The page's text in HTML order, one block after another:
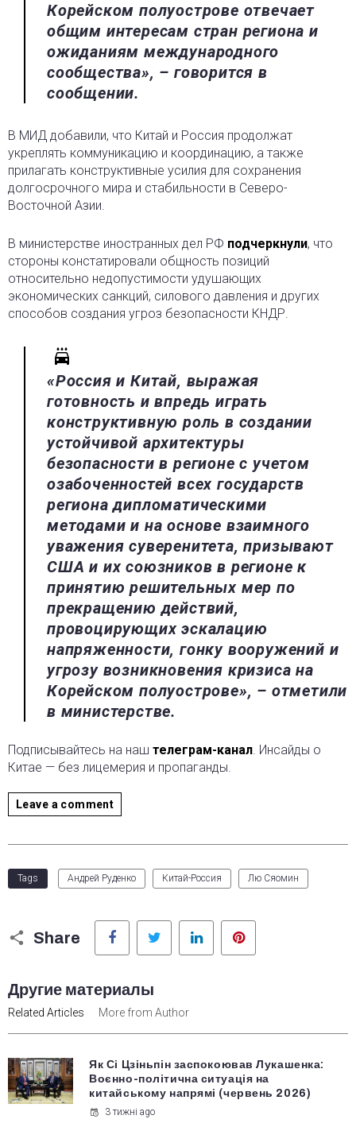
Корейском полуострове отвечает
общим интересам стран региона и
ожиданиям международного
сообщества», – говорится в
сообщении.
В МИД добавили, что Китай и Россия продолжат
укреплять коммуникацию и координацию, а также
прилагать конструктивные усилия для сохранения
долгосрочного мира и стабильности в Северо-
Восточной Азии.
В министерстве иностранных дел РФ подчеркнули, что
стороны констатировали общность позиций
относительно недопустимости удушающих
экономических санкций, силового давления и других
способов создания угроз безопасности КНДР.
«Россия и Китай, выражая
готовность и впредь играть
конструктивную роль в создании
устойчивой архитектуры
безопасности в регионе с учетом
озабоченностей всех государств
региона дипломатическими
методами и на основе взаимного
уважения суверенитета, призывают
США и их союзников в регионе к
принятию решительных мер по
прекращению действий,
провоцирующих эскалацию
напряженности, гонку вооружений и
угрозу возникновения кризиса на
Корейском полуострове», – отметили
в министерстве.
Подписывайтесь на наш телеграм-канал. Инсайды о
Китае — без лицемерия и пропаганды.
Leave a comment
Tags Андрей Руденко Китай-Россия Лю Сяомин
Share
Facebook Twitter LinkedIn
Другие материалы
Related Articles More from Author
Як Сі Цзіньпін заспокоював Лукашенка:
Воєнно-політична ситуація на
китайському напрямі (червень 2026)
3 тижні ago